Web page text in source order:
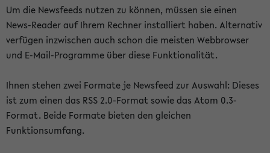
Um die Newsfeeds nutzen zu können, müssen sie einen
News-Reader auf Ihrem Rechner installiert haben. Alternativ
verfügen inzwischen auch schon die meisten Webbrowser
und E-Mail-Programme über diese Funktionalität.
Ihnen stehen zwei Formate je Newsfeed zur Auswahl: Dieses
ist zum einen das RSS 2.0-Format sowie das Atom 0.3-
Format. Beide Formate bieten den gleichen
Funktionsumfang.